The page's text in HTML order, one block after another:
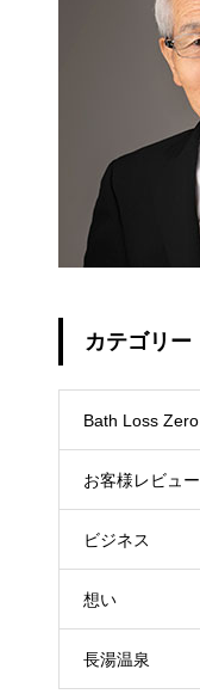
カテゴリー
Bath Loss Zero
お客様レビュー
ビジネス
想い
長湯温泉